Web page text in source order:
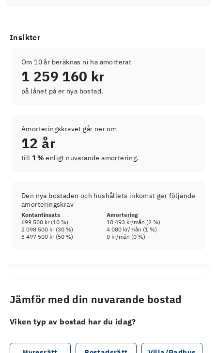
Insikter
Om 10 år beräknas ni ha amorterat
1 259 160 kr
på lånet på er nya bostad.
Amorteringskravet går ner om
12 år
till 1 % enligt nuvarande amortering.
Den nya bostaden och hushållets inkomst ger följande
amorteringskrav
Kontantinsats
Amortering
699 500 kr(10 %) 10 493 kr/mån (2 %)
2 098 500 kr(30 %) 4 080 kr/mån (1 %)
3 497 500 kr(50 %) 0 kr/mån (0 %)
Jämför med din nuvarande bostad
Viken typ av bostad har du idag?